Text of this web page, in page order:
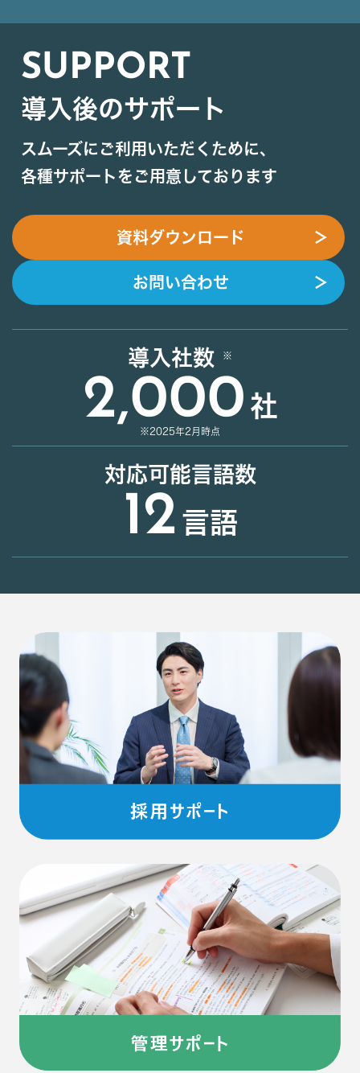
SUPPORT
導入後のサポート
スムーズにご利用いただくために、
各種サポートをご用意しております
資料ダウンロード ＞
お問い合わせ ＞
導入社数
2,000 社
※2025年2月時点
対応可能言語数
12 言語